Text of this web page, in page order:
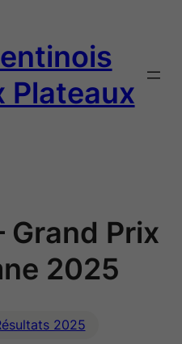
Plateaux
Grand Prix
2025
2025